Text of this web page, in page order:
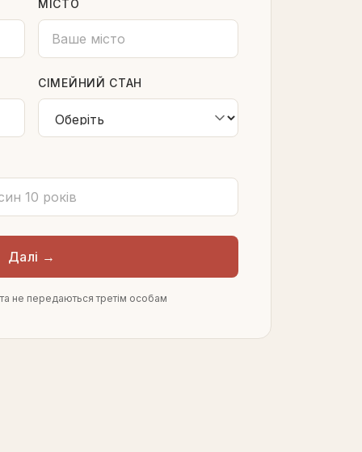
МІСТО
СІМЕЙНИЙ СТАН
Далі →
та не передаються третім особам